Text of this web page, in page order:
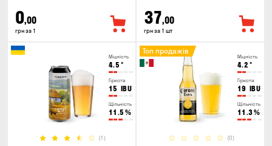
0,00
грн за 1
37,00
грн за 1 шт
Міцність
4.5 °
Гіркота
15 IBU
Щільність
11.5 %
(1)
Міцність
4.2 °
Гіркота
19 IBU
Щільність
11.3%
(0)
Топ продажів